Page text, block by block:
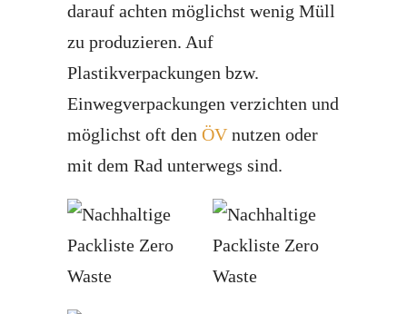
darauf achten möglichst wenig Müll
zu produzieren. Auf
Plastikverpackungen bzw.
Einwegverpackungen verzichten und
möglichst oft den ÖVnutzen oder
mit dem Rad unterwegs sind.